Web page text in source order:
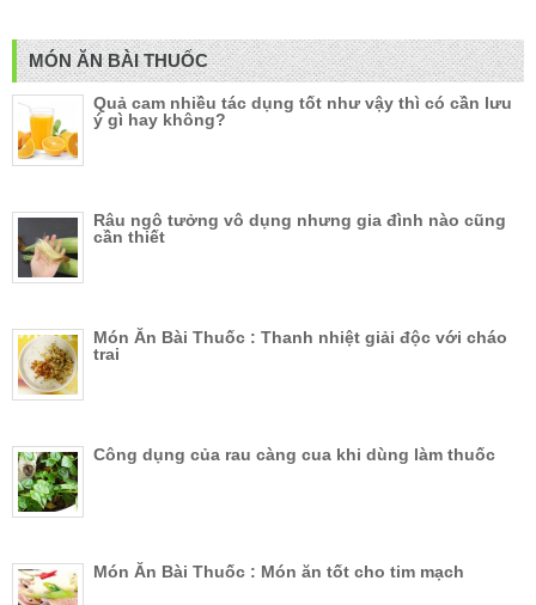
MÓN ĂN BÀI THUỐC
Quả cam nhiều tác dụng tốt như vậy thì có cần lưu
ý gì hay không?
Râu ngô tưởng vô dụng nhưng gia đình nào cũng
cần thiết
Món Ăn Bài Thuốc : Thanh nhiệt giải độc với cháo
trai
Công dụng của rau càng cua khi dùng làm thuốc
Món Ăn Bài Thuốc : Món ăn tốt cho tim mạch